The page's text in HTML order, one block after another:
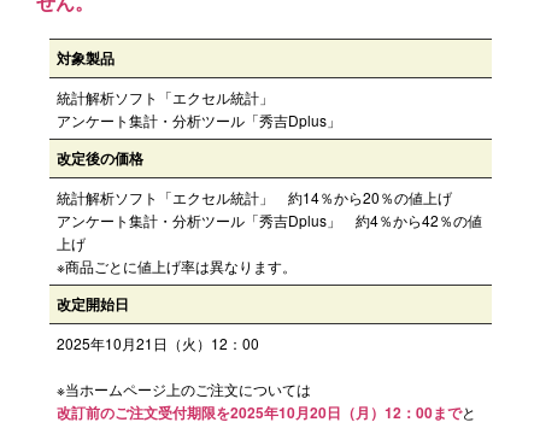
対象製品
統計解析ソフト「エクセル統計」
アンケート集計・分析ツール「秀吉Dplus」
改定後の価格
統計解析ソフト「エクセル統計」 約14％から20％の値上げ
アンケート集計・分析ツール「秀吉Dplus」 約4％から42％の値
上げ
※商品ごとに値上げ率は異なります。
改定開始日
2025年10月21日（火）12：00
※当ホームページ上のご注文については
改訂前のご注文受付期限を2025年10月20日（月）12：00までと